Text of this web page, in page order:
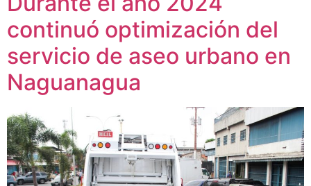
continuó optimización del
servicio de aseo urbano en
Naguanagua